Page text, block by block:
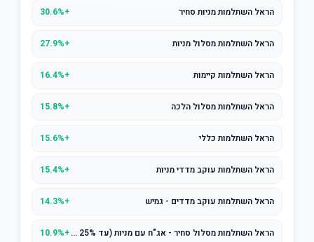
הראל השתלמות מניות סחיר +30.6%
הראל השתלמות מסלול מניות +27.9%
הראל השתלמות קיימות +16.4%
הראל השתלמות מסלול הלכה +15.8%
הראל השתלמות כללי +15.6%
הראל השתלמות עוקב מדדי מניות +15.4%
הראל השתלמות עוקב מדדים - גמיש +14.3%
הראל השתלמות מסלול סחיר - אג"ח עם מניות (עד 25% מניות)+10.9%